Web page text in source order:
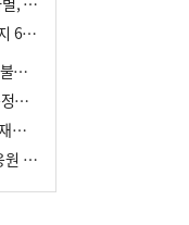
‘5·18 폄훼 응원’ 배재고 야구부, 출전정지 6개월→1개월 감경
배재고 야구부 불송치 “광주일고가 처벌 불원 의사 표해”
배재고 야구부 징계 풀리나…“이달 말 공정위서 재심의”
‘스벅 구호 파문’ 배재고 6개월 출전정지 재심 신청키로
광주 찾아 고개 숙인 배재고 “지역 비하 응원 잘못”(종합)